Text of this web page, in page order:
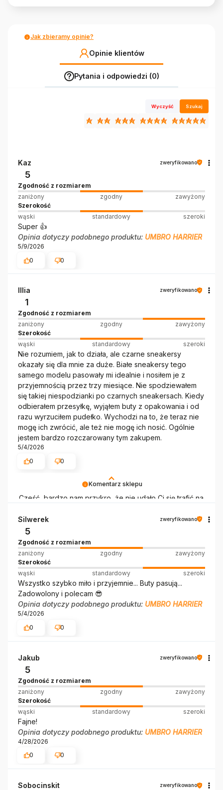
Jak zbieramy opinie?
Opinie klientów
Pytania i odpowiedzi (0)
Wyczyść Szukaj
Kaz zweryfikowano
5
Zgodność z rozmiarem
zaniżony
zgodny
zawyżony
Szerokość
wąski
standardowy szeroki
Super 👍️
Opinia dotyczy podobnego produktu: UMBRO HARRIER
5/9/2026
0
0
Komentarz sklepu
Cześć, bardzo nam przykro, że nie udało Ci się trafić na
nawet modele, a inny kolor to w zasadzie inny model)
mogą różnić się rozmiarówką, szerokością czy
podbiciem. Możesz zwrócić nieużywany produkt w
ciągu 30 dni. Pudełko nie jest częścią produktu, tylko
jego zabezpieczeniem, więc nadal możesz dokonać
zwrotu. W razie wątpliwości zachęcamy do kontaktu z
naszym Biurem Obsługi Klienta.
Pozdrawiamy serdecznie.
Illia zweryfikowano
1
Zgodność z rozmiarem
zaniżony
zgodny
zawyżony
Szerokość
wąski
standardowy szeroki
Nie rozumiem, jak to działa, ale czarne sneakersy
okazały się dla mnie za duże. Białe sneakersy tego
samego modelu pasowały mi idealnie i nosiłem je z
przyjemnością przez trzy miesiące. Nie spodziewałem
się takiej niespodzianki po czarnych sneakersach. Kiedy
odbierałem przesyłkę, wyjąłem buty z opakowania i od
razu wyrzuciłem pudełko. Wychodzi na to, że teraz nie
mogę ich zwrócić, ale też nie mogę ich nosić. Ogólnie
jestem bardzo rozczarowany tym zakupem.
5/4/2026
0
0
Silwerek zweryfikowano
5
Zgodność z rozmiarem
zaniżony
zgodny
zawyżony
Szerokość
wąski
standardowy szeroki
Wszystko szybko miło i przyjemnie... Buty pasują...
Zadowolony i polecam 😎
Opinia dotyczy podobnego produktu: UMBRO HARRIER
5/4/2026
0
0
Jakub zweryfikowano
5
Zgodność z rozmiarem
zaniżony
zgodny
zawyżony
Szerokość
wąski
standardowy szeroki
Fajne!
Opinia dotyczy podobnego produktu: UMBRO HARRIER
4/28/2026
0
0
Sobocinskit zweryfikowano